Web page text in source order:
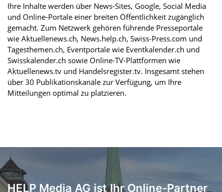
Ihre Inhalte werden über News-Sites, Google, Social Media
und Online-Portale einer breiten Öffentlichkeit zugänglich
gemacht. Zum Netzwerk gehören führende Presseportale
wie Aktuellenews.ch, News.help.ch, Swiss-Press.com und
Tagesthemen.ch, Eventportale wie Eventkalender.ch und
Swisskalender.ch sowie Online-TV-Plattformen wie
Aktuellenews.tv und Handelsregister.tv. Insgesamt stehen
über 30 Publikationskanäle zur Verfügung, um Ihre
Mitteilungen optimal zu platzieren.
HELP Media AG ist Ihr Online-Partner